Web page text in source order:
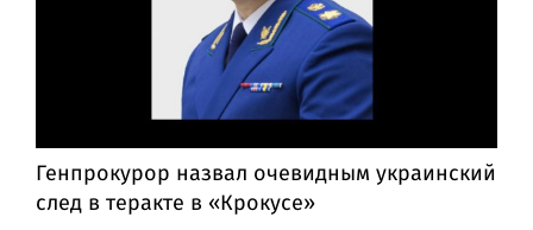
Генпрокурор назвал очевидным украинский
след в теракте в «Крокусе»